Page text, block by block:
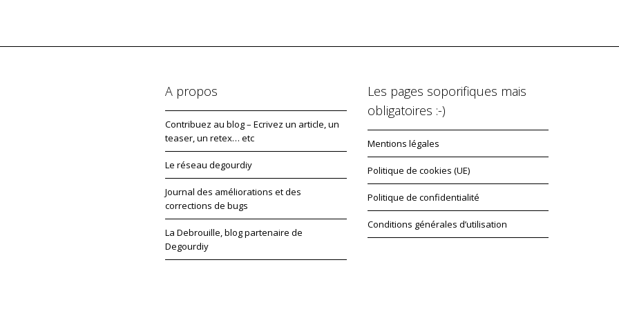
A propos
Contribuez au blog – Ecrivez un article, un
teaser, un retex… etc
Le réseau degourdiy
Journal des améliorations et des
corrections de bugs
La Debrouille, blog partenaire de
Degourdiy
Les pages soporifiques mais
obligatoires :-)
Mentions légales
Politique de cookies (UE)
Politique de confidentialité
Conditions générales d’utilisation